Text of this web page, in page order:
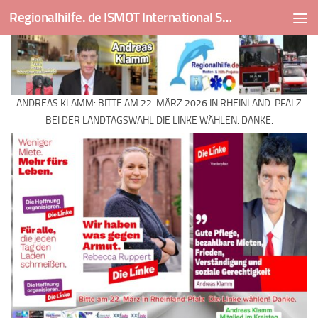
Skip to content Regionalhilfe. de ISMOT International Social And Medical Outreach Team
ANDREAS KLAMM: BITTE AM 22. MÄRZ 2026 IN RHEINLAND-PFALZ
BEI DER LANDTAGSWAHL DIE LINKE WÄHLEN. DANKE.